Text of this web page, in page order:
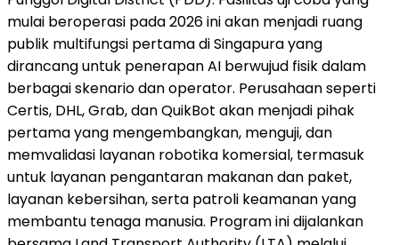
mulai beroperasi pada 2026 ini akan menjadi ruang
publik multifungsi pertama di Singapura yang
dirancang untuk penerapan AI berwujud fisik dalam
berbagai skenario dan operator. Perusahaan seperti
Certis, DHL, Grab, dan QuikBot akan menjadi pihak
pertama yang mengembangkan, menguji, dan
memvalidasi layanan robotika komersial, termasuk
untuk layanan pengantaran makanan dan paket,
layanan kebersihan, serta patroli keamanan yang
membantu tenaga manusia. Program ini dijalankan